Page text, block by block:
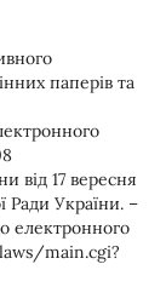
паперів та
від 17 вересня
України. –
електронного
main.cgi?